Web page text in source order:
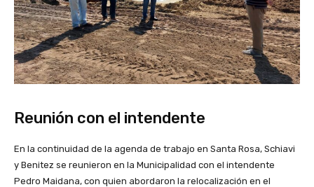
Reunión con el intendente
En la continuidad de la agenda de trabajo en Santa Rosa, Schiavi
y Benitez se reunieron en la Municipalidad con el intendente
Pedro Maidana, con quien abordaron la relocalización en el